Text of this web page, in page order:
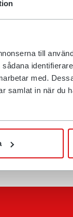
till
med.
samlat in när du